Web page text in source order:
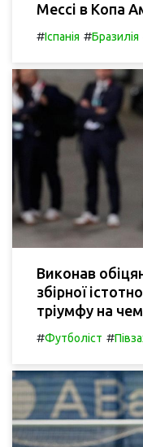
Мессі в Копа
#Іспанія #Бразилія
Виконав
збірної
тріумфу на
#Футболіст #